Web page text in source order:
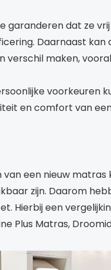
dat ze
Daarnaast
verschil maken,
voorkeuren
en comfort van
een nieuw matras
zijn. Daarom
Hierbij een
Plus Matras,